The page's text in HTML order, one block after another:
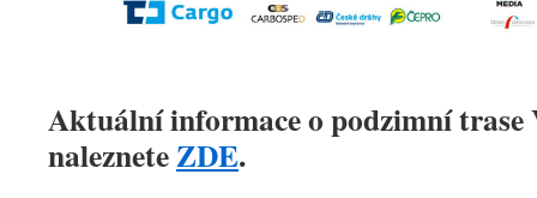
Aktuální informace o podzimní
nalezneteZDE.